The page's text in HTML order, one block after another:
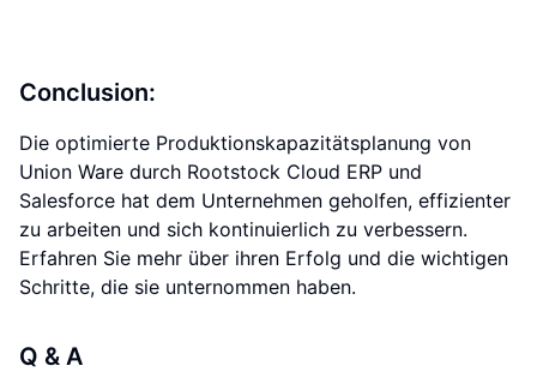
Conclusion:
Die optimierte Produktionskapazitätsplanung von
Union Ware durch Rootstock Cloud ERP und
Salesforce hat dem Unternehmen geholfen, effizienter
zu arbeiten und sich kontinuierlich zu verbessern.
Erfahren Sie mehr über ihren Erfolg und die wichtigen
Schritte, die sie unternommen haben.
Q & A